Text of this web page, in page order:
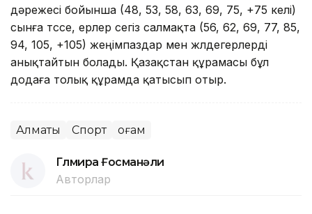
дәрежесі бойынша (48, 53, 58, 63, 69, 75, +75 келі)
сынға түссе, ерлер сегіз салмақта (56, 62, 69, 77, 85,
94, 105, +105) жеңімпаздар мен жүлдегерлерді
анықтайтын болады. Қазақстан құрамасы бұл
додаға толық құрамда қатысып отыр.
Алматы Спорт Қоғам
Гүлмира Ғосманәли
Авторлар